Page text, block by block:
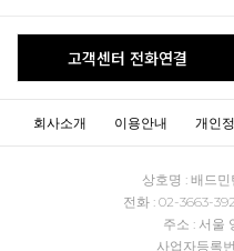
고객센터 전화연결
회사소개 이용안내 개인
상호명 : 배드
전화 : 02-3663-
주소 : 서울
사업자등록